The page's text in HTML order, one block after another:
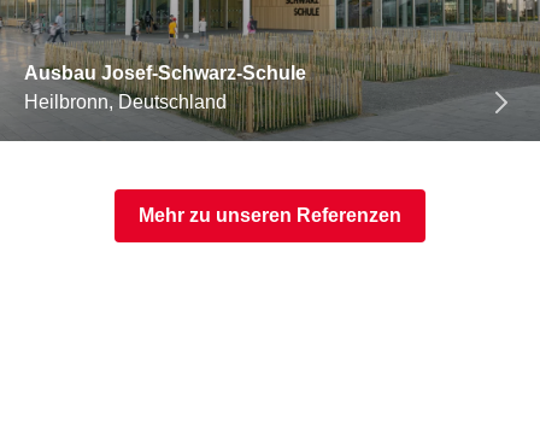
Ausbau Josef-Schwarz-Schule
Heilbronn, Deutschland
Mehr zu unseren Referenzen